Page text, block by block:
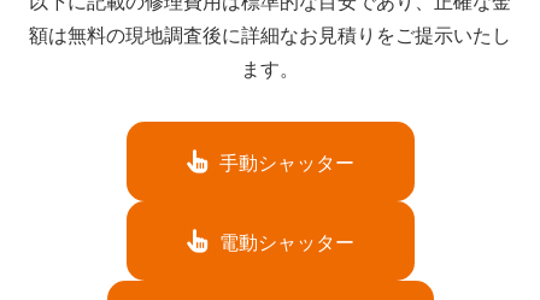
額は無料の現地調査後に詳細なお見積りをご提示いたし
ます。
手動シャッター
電動シャッター